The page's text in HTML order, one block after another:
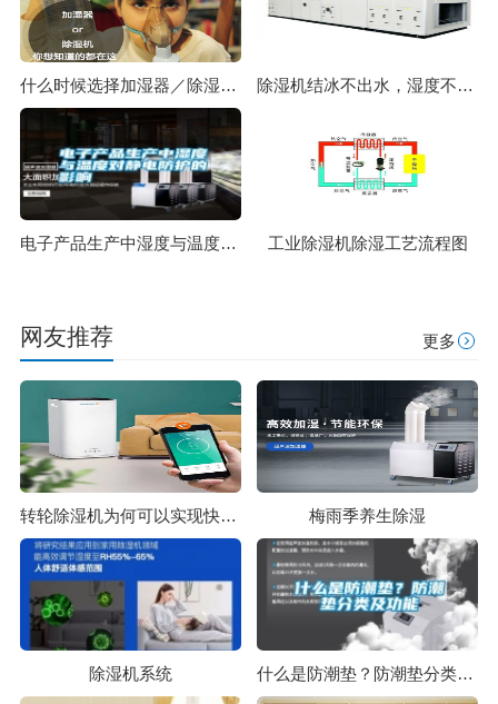
什么时候选择加湿器／除湿机？看了你就明白 除湿机结冰不出水，湿度不下降，化霜是怎么一回事？
电子产品生产中湿度与温度对静电防护的影响 工业除湿机除湿工艺流程图
网友推荐 更多
转轮除湿机为何可以实现快速冷却除湿的效果呢？ 梅雨季养生除湿
除湿机系统 什么是防潮垫？防潮垫分类及功能